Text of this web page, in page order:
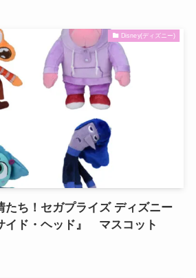
Disney(ディズニー)
たち！セガプライズ ディズニー
イド・ヘッド』 マスコット